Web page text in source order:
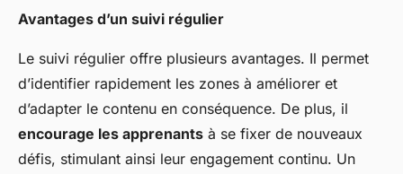
Avantages d’un suivi régulier
Le suivi régulier offre plusieurs avantages. Il permet
d’identifier rapidement les zones à améliorer et
d’adapter le contenu en conséquence. De plus, il
encourage les apprenants à se fixer de nouveaux
défis, stimulant ainsi leur engagement continu. Un